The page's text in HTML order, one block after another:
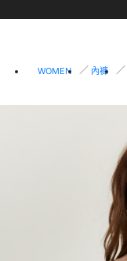
WOMEN 內褲